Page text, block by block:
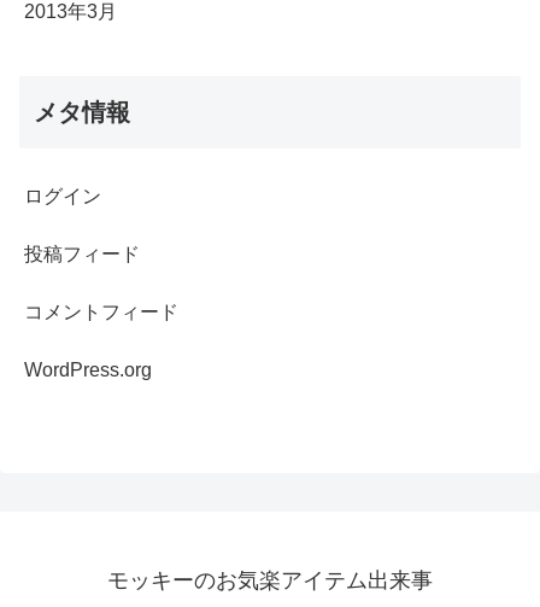
2013年3月
メタ情報
ログイン
投稿フィード
コメントフィード
WordPress.org
モッキーのお気楽アイテム出来事